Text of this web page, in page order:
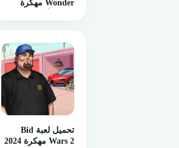
Wonder مهكرة
تحميل لعبة Bid
Wars 2 مهكرة 2024